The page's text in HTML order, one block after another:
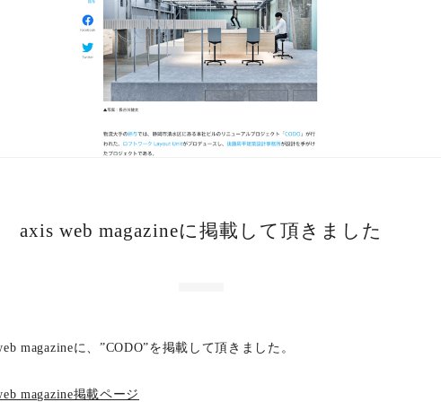
axis web magazineに掲載して頂きました
magazineに、”CODO”を掲載して頂きました。
magazine掲載ページ